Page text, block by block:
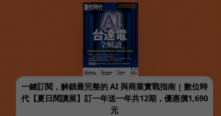
一鍵訂閱，解鎖最完整的 AI 與商業實戰指南 | 數位時
代【夏日閱讀展】訂一年送一年共12期，優惠價1,690
元